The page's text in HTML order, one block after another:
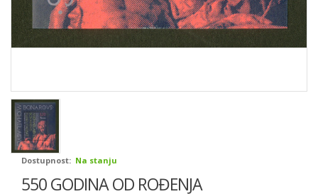
Dostupnost: Na stanju
550 GODINA OD ROĐENJA